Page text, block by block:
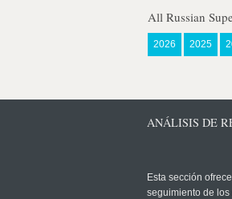
All Russian
2026 2025
ANÁLISIS DE
Esta sección
seguimiento de